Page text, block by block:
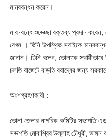
মানববন্ধন করেন।
মাবনবন্ধে শুভেচ্ছা বক্তব্য প্রদান করেন,
বেগম । তিনি উপস্থিত সবাইকে
জানান। তিনি বলেন, ভোলাকে
চলতি বাজেটে বাড়তি বরাদ্ধের জন্য
অংশগ্রহণকারী :
ভোলা জেলার নাগরিক কমিটির সভাপতি
সভাপতি মোবাশ্বির উল্লাহ চৌধুরী,